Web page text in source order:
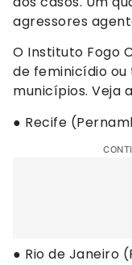
agressores
O Instituto Fogo
de feminicídio
municípios. Veja
● Recife
● Rio de Janeiro